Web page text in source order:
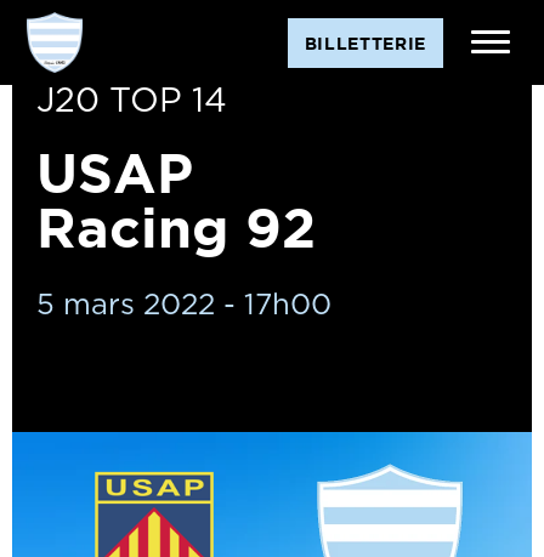
BILLETTERIE
J20 TOP 14
USAP
Racing 92
5 mars 2022 - 17h00